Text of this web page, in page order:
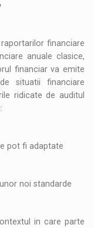
financiare
anuale clasice,
financiar va emite
situatii financiare
ridicate de auditul
pot fi adaptate
noi standarde
in care parte